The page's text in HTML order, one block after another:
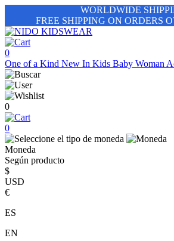
WORLDWIDE
FREE SHIPPING ON ORDERS
0
One of a Kind New In Kids Baby Woman
0
0
Moneda
Según producto
$
USD
€
ES
EN